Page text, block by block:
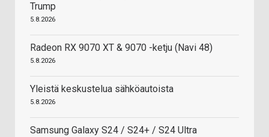
Trump
5.8.2026
Radeon RX 9070 XT & 9070 -ketju (Navi 48)
5.8.2026
Yleistä keskustelua sähköautoista
5.8.2026
Samsung Galaxy S24 / S24+ / S24 Ultra